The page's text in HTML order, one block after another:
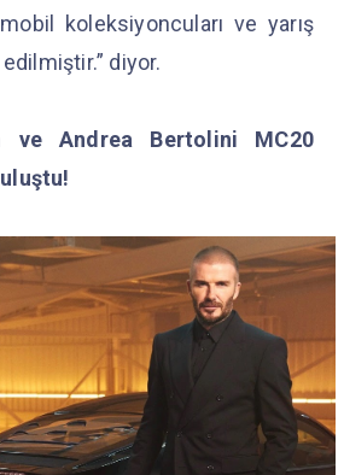
koleksiyoncuları ve yarış
diyor.
ve Andrea Bertolini MC20